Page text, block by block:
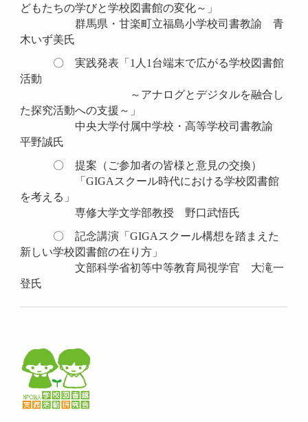
どもたちの学びと学校図書館の変化～」
群馬県・甘楽町立福島小学校司書教諭 青
木いず美氏
〇実践発表「 1 人1台端末で広がる学校図書館
活動
～アナログとデジタルを融合し
た探究活動への支援～」
中央大学付属中学校・高等学校司書教諭
平野誠氏
〇 提案（ご参加者の皆様と意見の交換）
「GIGA スクール時代における学校図書館
を考える」
専修大学文学部教授 野口武悟氏
〇 記念講演「GIGA スクール構想を踏まえた
新しい学校図書館の在り方」
文部科学省初等中等教育局視学官 大滝一
登氏